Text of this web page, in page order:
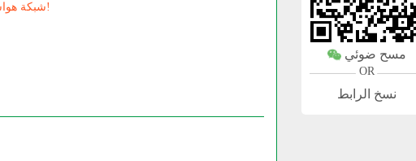
🔥شبكة هواشيا التذكارية - موقع تذكاري سحابي يمكنك من خلاله كسب المال!
مسح ضوئي
OR
نسخ الرابط